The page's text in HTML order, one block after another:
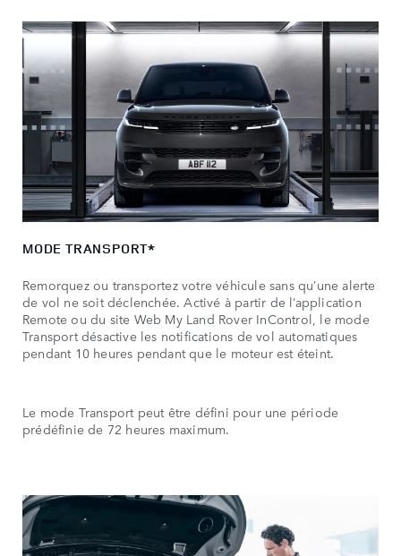
MODE TRANSPORT*
Remorquez ou transportez votre véhicule sans qu’une alerte
de vol ne soit déclenchée. Activé à partir de l’application
Remote ou du site Web My Land Rover InControl, le mode
Transport désactive les notifications de vol automatiques
pendant 10 heures pendant que le moteur est éteint.
Le mode Transport peut être défini pour une période
prédéfinie de 72 heures maximum.